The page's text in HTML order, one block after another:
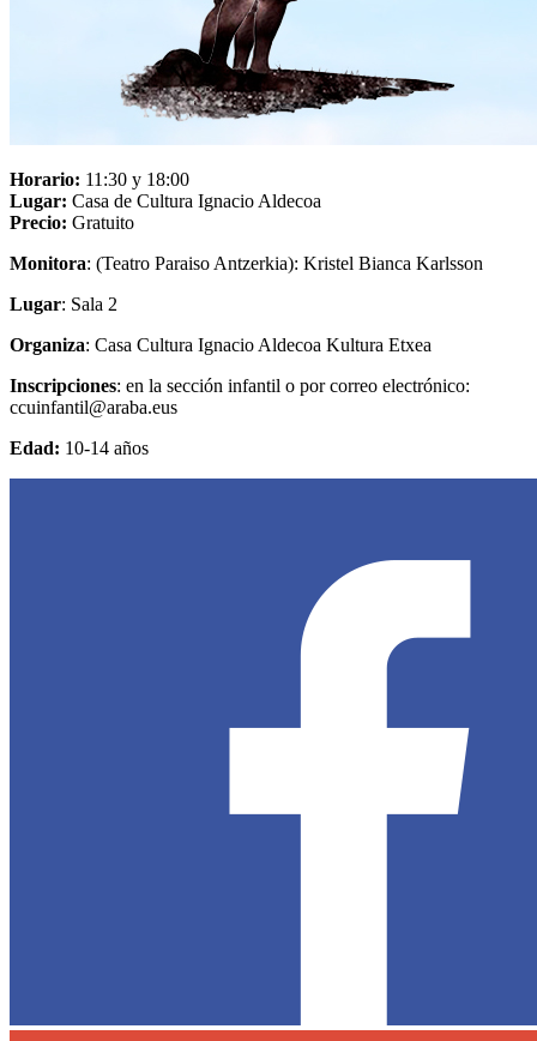
Horario: 11:30 y 18:00
Lugar: Casa de Cultura Ignacio Aldecoa
Precio: Gratuito
Monitora: (Teatro Paraiso Antzerkia): Kristel Bianca Karlsson
Lugar: Sala 2
Organiza: Casa Cultura Ignacio Aldecoa Kultura Etxea
Inscripciones: en la sección infantil o por correo electrónico:
ccuinfantil@araba.eus
Edad: 10-14 años